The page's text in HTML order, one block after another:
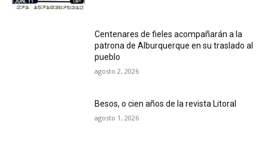
Centenares de fieles acompañarán a la
patrona de Alburquerque en su traslado al
pueblo
agosto 2, 2026
Besos, o cien años de la revista Litoral
agosto 1, 2026